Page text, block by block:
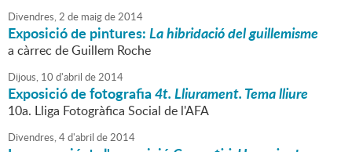
Divendres,2 de maigde2014
Exposició de pintures:La hibridació del guillemisme
a càrrec de Guillem Roche
Dijous, 10 d'abril de2014
Exposició de fotografia4t. Lliurament. Tema lliure
10a. Lliga Fotogràfica Social de l'AFA
Divendres,4d'abril de2014